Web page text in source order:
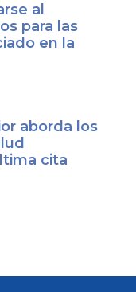
al
para las
en la
aborda los
cita